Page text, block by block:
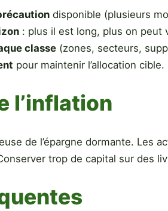
disponible (plusieurs
: plus il est long, plus on peut
classe (zones, secteurs,
pour maintenir l’allocation cible.
l’inflation
de l’épargne dormante. Les
trop de capital sur des